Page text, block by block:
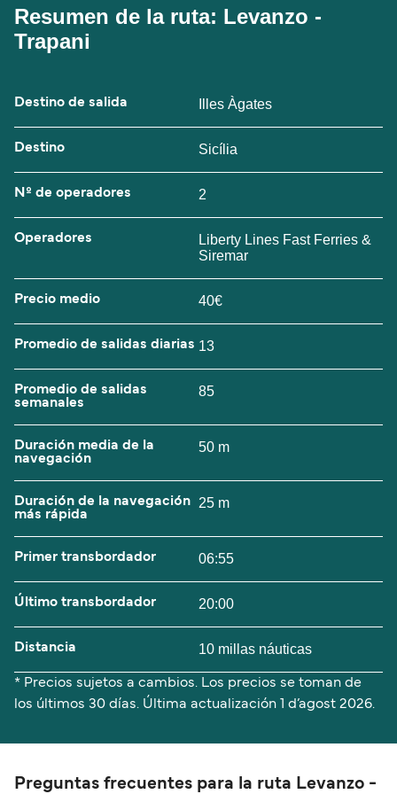
Resumen de la ruta: Levanzo -
Trapani
Destino de salida Illes Àgates
Destino Sicília
Nº de operadores 2
Operadores
Liberty Lines Fast Ferries &
Siremar
Precio medio 40€
Promedio de salidas diarias 13
Promedio de salidas
semanales
85
Duración media de la
navegación
50 m
Duración de la navegación
más rápida
25 m
Primer transbordador 06:55
Último transbordador 20:00
Distancia 10 millas náuticas
* Precios sujetos a cambios. Los precios se toman de
los últimos 30 días. Última actualización 1 d’agost 2026.
Preguntas frecuentes para la ruta Levanzo -